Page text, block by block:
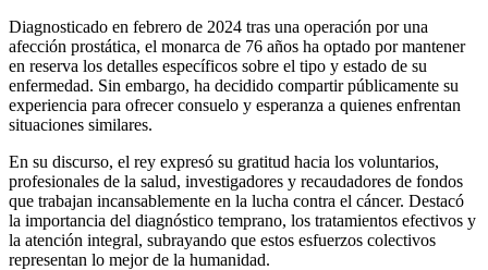
Diagnosticado en febrero de 2024 tras una operación por una
afección prostática, el monarca de 76 años ha optado por mantener
en reserva los detalles específicos sobre el tipo y estado de su
enfermedad. Sin embargo, ha decidido compartir públicamente su
experiencia para ofrecer consuelo y esperanza a quienes enfrentan
situaciones similares.
En su discurso, el rey expresó su gratitud hacia los voluntarios,
profesionales de la salud, investigadores y recaudadores de fondos
que trabajan incansablemente en la lucha contra el cáncer. Destacó
la importancia del diagnóstico temprano, los tratamientos efectivos y
la atención integral, subrayando que estos esfuerzos colectivos
representan lo mejor de la humanidad.